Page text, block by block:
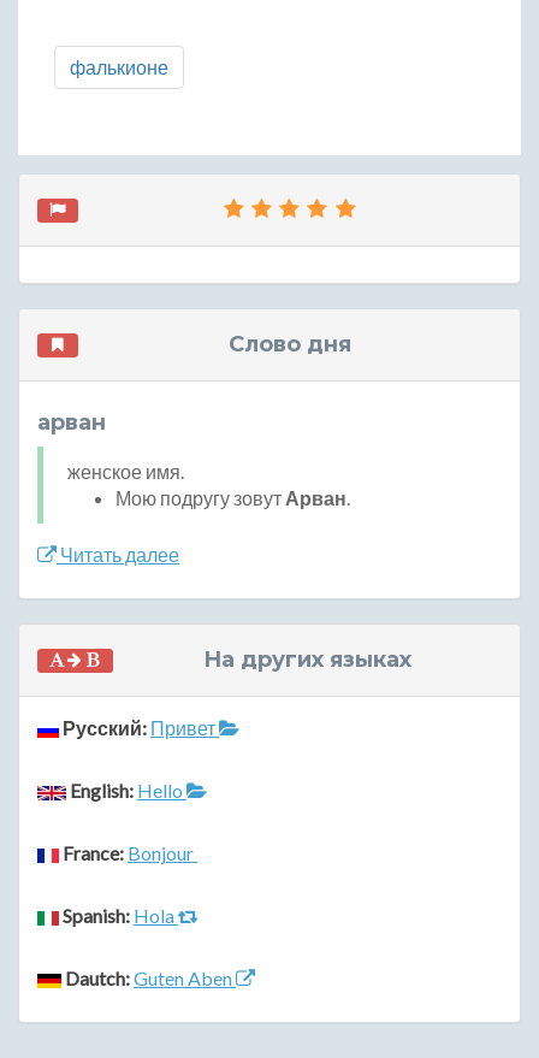
фалькионе
Слово дня
арван
женское имя.
Мою подругу зовут Арван.
Читать далее
На других языках
Русский: Привет
English: Hello
France: Bonjour
Spanish: Hola
Dautch:Guten Aben